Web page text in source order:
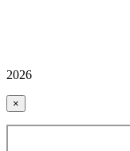
2026
×